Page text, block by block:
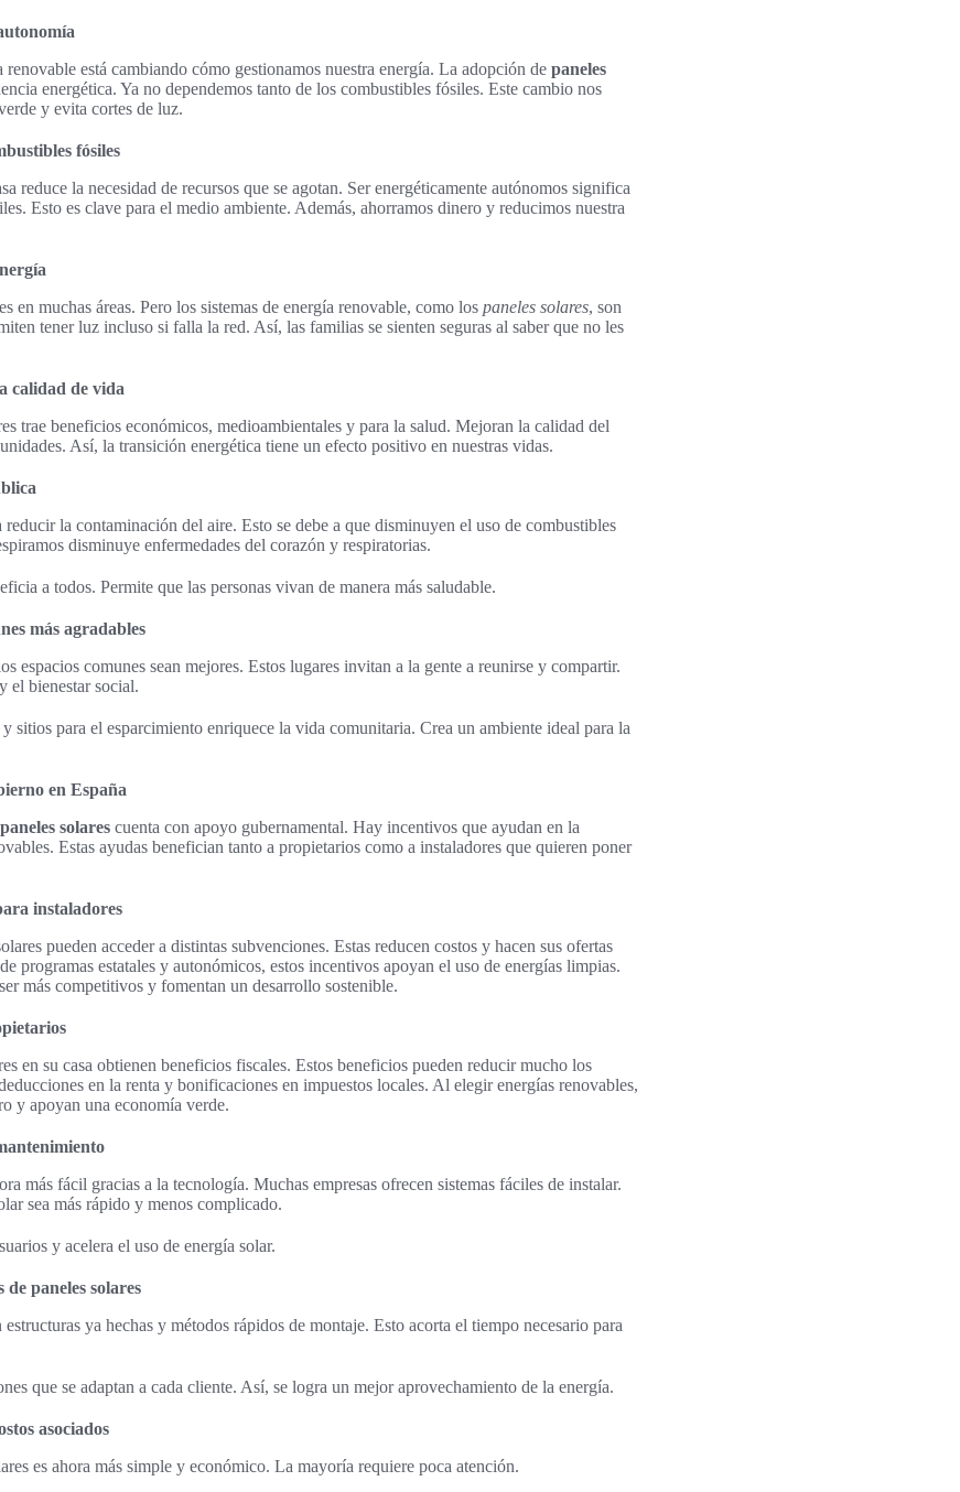
está cambiando cómo gestionamos nuestra energía. La adopción de paneles
energética. Ya no dependemos tanto de los combustibles fósiles. Este cambio nos
y evita cortes de luz.
fósiles
reduce la necesidad de recursos que se agotan. Ser energéticamente autónomos significa
Esto es clave para el medio ambiente. Además, ahorramos dinero y reducimos nuestra
en muchas áreas. Pero los sistemas de energía renovable, como los paneles solares, son
tener luz incluso si falla la red. Así, las familias se sienten seguras al saber que no les
calidad de vida
trae beneficios económicos, medioambientales y para la salud. Mejoran la calidad del
Así, la transición energética tiene un efecto positivo en nuestras vidas.
reducir la contaminación del aire. Esto se debe a que disminuyen el uso de combustibles
disminuye enfermedades del corazón y respiratorias.
a todos. Permite que las personas vivan de manera más saludable.
más agradables
espacios comunes sean mejores. Estos lugares invitan a la gente a reunirse y compartir.
el bienestar social.
sitios para el esparcimiento enriquece la vida comunitaria. Crea un ambiente ideal para la
en España
paneles solares cuenta con apoyo gubernamental. Hay incentivos que ayudan en la
Estas ayudas benefician tanto a propietarios como a instaladores que quieren poner
instaladores
pueden acceder a distintas subvenciones. Estas reducen costos y hacen sus ofertas
programas estatales y autonómicos, estos incentivos apoyan el uso de energías limpias.
más competitivos y fomentan un desarrollo sostenible.
en su casa obtienen beneficios fiscales. Estos beneficios pueden reducir mucho los
en la renta y bonificaciones en impuestos locales. Al elegir energías renovables,
y apoyan una economía verde.
más fácil gracias a la tecnología. Muchas empresas ofrecen sistemas fáciles de instalar.
sea más rápido y menos complicado.
y acelera el uso de energía solar.
de paneles solares
ya hechas y métodos rápidos de montaje. Esto acorta el tiempo necesario para
que se adaptan a cada cliente. Así, se logra un mejor aprovechamiento de la energía.
asociados
es ahora más simple y económico. La mayoría requiere poca atención.